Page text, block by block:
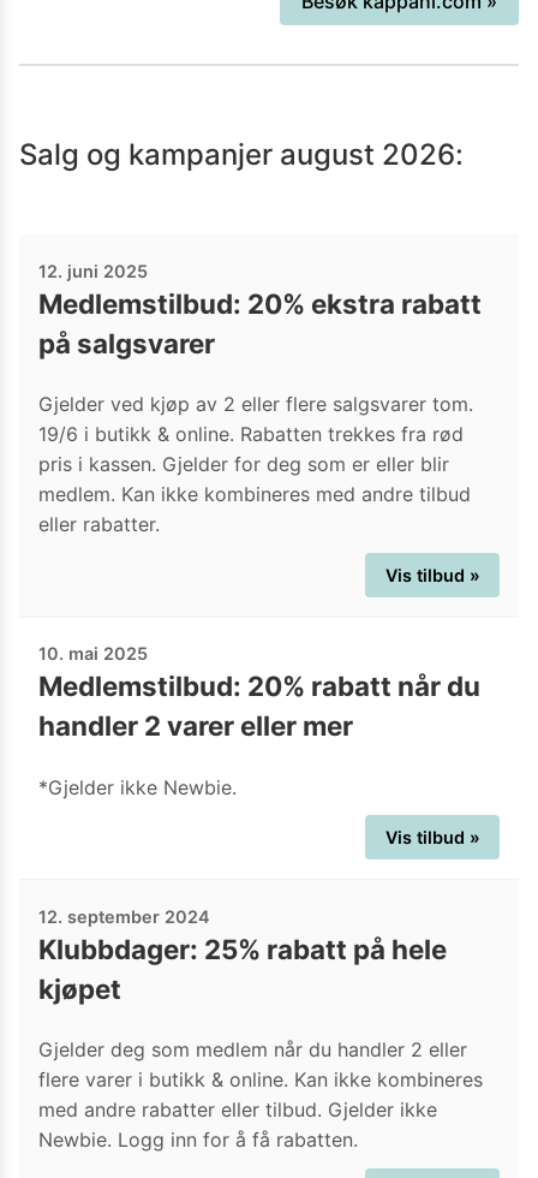
alle livets annledninger.
Salg og kampanjer august 2026:
12. juni 2025
Medlemstilbud: 20% ekstra rabatt
på salgsvarer
Gjelder ved kjøp av 2 eller flere salgsvarer tom.
19/6 i butikk & online. Rabatten trekkes fra rød
pris i kassen. Gjelder for deg som er eller blir
medlem. Kan ikke kombineres med andre tilbud
eller rabatter.
Vis tilbud »
10. mai 2025
Medlemstilbud: 20% rabatt når du
handler 2 varer eller mer
*Gjelder ikke Newbie.
Vis tilbud »
12. september 2024
Klubbdager: 25% rabatt på hele
kjøpet
Gjelder deg som medlem når du handler 2 eller
flere varer i butikk & online. Kan ikke kombineres
med andre rabatter eller tilbud. Gjelder ikke
Newbie. Logg inn for å få rabatten.